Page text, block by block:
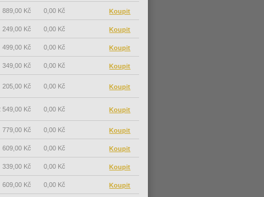
889,00 Kč 0,00 Kč
249,00 Kč 0,00 Kč
499,00 Kč 0,00 Kč
349,00 Kč 0,00 Kč
205,00 Kč 0,00 Kč
549,00 Kč 0,00 Kč
779,00 Kč 0,00 Kč
609,00 Kč 0,00 Kč
339,00 Kč 0,00 Kč
609,00 Kč 0,00 Kč